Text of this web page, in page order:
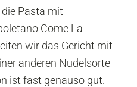
Pasta mit
Come La
wir das Gericht mit
anderen Nudelsorte –
ist fast genauso gut.